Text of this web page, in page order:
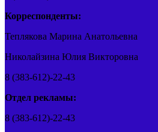
Корреспонденты:
Теплякова Марина Анатольевна
Николайзина Юлия Викторовна
8 (383-612)-22-43
Отдел рекламы:
8 (383-612)-22-43